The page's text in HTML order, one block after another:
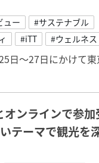
ュー
#サステナブル
#iTT #ウェルネス
日～27日にかけて
ンラインで参
テーマで観光